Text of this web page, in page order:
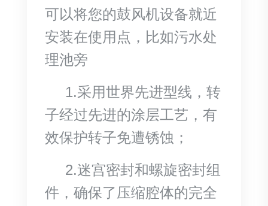
可以将您的鼓风机设备就近
安装在使用点，比如污水处
理池旁
1.采用世界先进型线，转
子经过先进的涂层工艺，有
效保护转子免遭锈蚀；
2.迷宫密封和螺旋密封组
件，确保了压缩腔体的完全